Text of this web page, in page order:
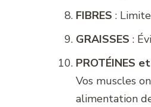
FIBRES :
GRAISSES :
PROTÉINES
Vos muscles
alimentation